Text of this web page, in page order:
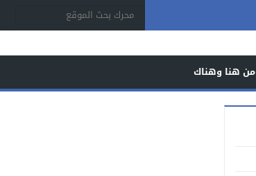
من هنا وهناك